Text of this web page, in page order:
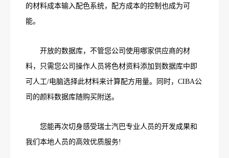
的材料成本输入配色系统，配方成本的控制也成为可
能。
开放的数据库，不管您公司使用哪家供应商的材
料，只需您公司操作人员将色材资料添加到数据库中即
可人工/电脑选择此材料来计算配方用量。同时，CIBA公
司的颜料数据库随购买附送。
您能再次切身感受瑞士汽巴专业人员的开发成果和
我们本地人员的高效优质服务!